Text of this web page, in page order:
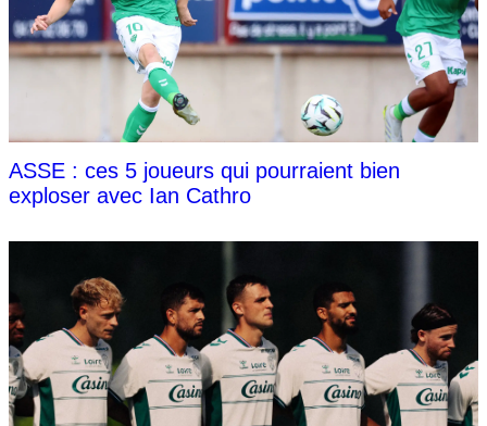
ASSE : ces 5 joueurs qui pourraient bien
exploser avec Ian Cathro